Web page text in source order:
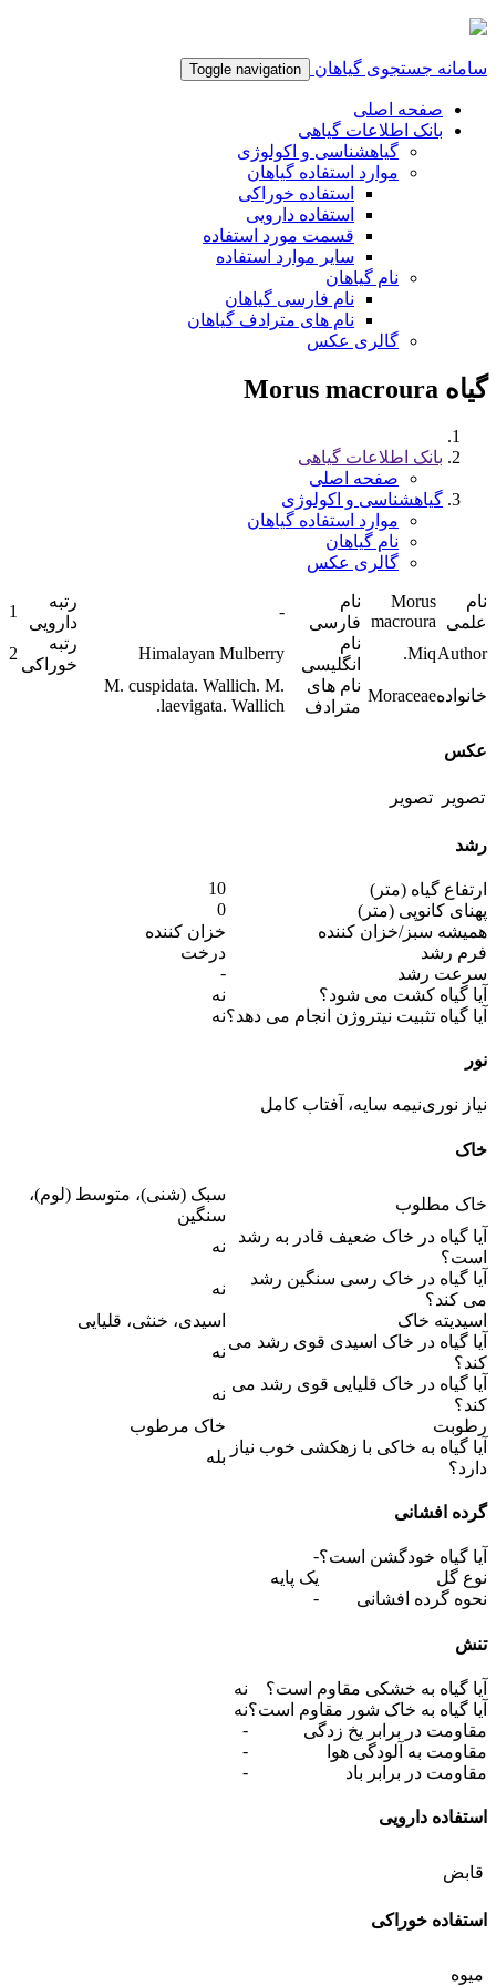
سامانه جستجوی گیاهان Toggle navigation
صفحه اصلی
بانک اطلاعات گیاهی
گیاهشناسی و اکولوژی
موارد استفاده گیاهان
استفاده خوراکی
استفاده دارویی
قسمت مورد استفاده
سایر موارد استفاده
نام گیاهان
نام فارسی گیاهان
نام های مترادف گیاهان
گالری عکس
گیاه Morus macroura
بانک اطلاعات گیاهی
صفحه اصلی
گیاهشناسی و اکولوژی
موارد استفاده گیاهان
نام گیاهان
گالری عکس
نام
علمی
Morus
macroura
نام
فارسی
-
رتبه
دارویی
1
Author
Miq.
نام
انگلیسی
Himalayan Mulberry
رتبه
خوراکی
2
خانوادهMoraceae
نام های
مترادف
M. cuspidata. Wallich. M.
laevigata. Wallich.
عکس
رشد
ارتفاع گیاه (متر)
10
پهنای کانوپی (متر)
0
همیشه سبز/خزان کننده
خزان کننده
فرم رشد
درخت
سرعت رشد
-
آیا گیاه کشت می شود؟
نه
آیا گیاه تثبیت نیتروژن انجام می دهد؟نه
نور
نیاز نورینیمه سایه، آفتاب کامل
خاک
خاک مطلوب
سبک (شنی)، متوسط (لوم)،
سنگین
آیا گیاه در خاک ضعیف قادر به رشد
است؟
نه
آیا گیاه در خاک رسی سنگین رشد
می کند؟
نه
اسیدیته خاک
اسیدی، خنثی، قلیایی
آیا گیاه در خاک اسیدی قوی رشد می
کند؟
نه
آیا گیاه در خاک قلیایی قوی رشد می
کند؟
نه
رطوبت
خاک مرطوب
آیا گیاه به خاکی با زهکشی خوب نیاز
دارد؟
بله
گرده افشانی
آیا گیاه خودگشن است؟-
نوع گل
یک پایه
نحوه گرده افشانی
-
تنش
آیا گیاه به خشکی مقاوم است؟
نه
آیا گیاه به خاک شور مقاوم است؟نه
مقاومت در برابر یخ زدگی
-
مقاومت به آلودگی هوا
-
مقاومت در برابر باد
-
استفاده دارویی
قابض
استفاده خوراکی
میوه